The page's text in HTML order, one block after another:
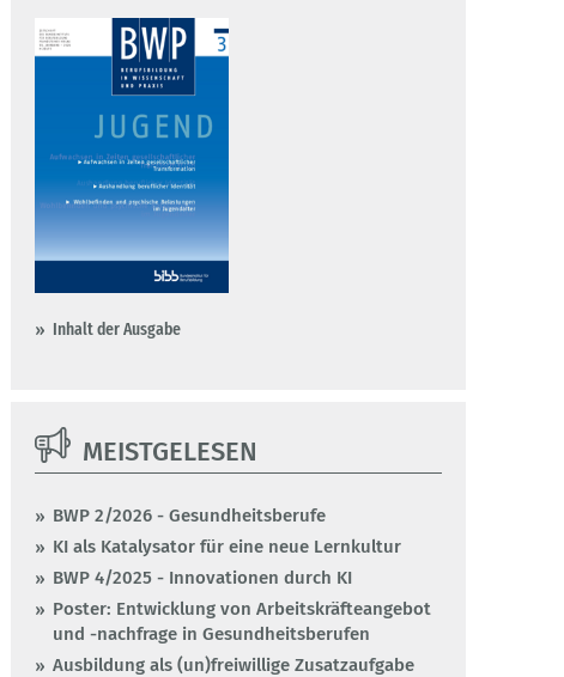
Inhalt der Ausgabe
MEISTGELESEN
BWP 2/2026 - Gesundheitsberufe
KI als Katalysator für eine neue Lernkultur
BWP 4/2025 - Innovationen durch KI
Poster: Entwicklung von Arbeitskräfteangebot
und -nachfrage in Gesundheitsberufen
Ausbildung als (un)freiwillige Zusatzaufgabe